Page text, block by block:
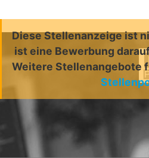
Diese Stellenanzeige ist
ist eine Bewerbung
Weitere Stellenangebote